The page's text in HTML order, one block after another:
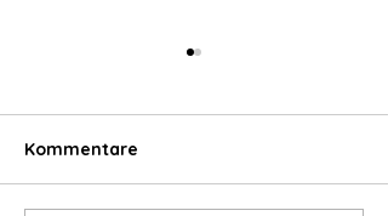
Kommentare